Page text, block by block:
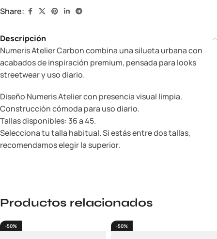
Share:
Descripción
Numeris Atelier Carbon combina una silueta urbana con
acabados de inspiración premium, pensada para looks
streetwear y uso diario.
Diseño Numeris Atelier con presencia visual limpia.
Construcción cómoda para uso diario.
Tallas disponibles: 36 a 45.
Selecciona tu talla habitual. Si estás entre dos tallas,
recomendamos elegir la superior.
Productos relacionados
-50% -50%